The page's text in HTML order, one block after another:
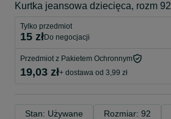
Kurtka jeansowa dziecięca, rozm 92
Tylko przedmiot
15 zł do negocjacji
Przedmiot z Pakietem Ochronnym
19,03 zł+ dostawa od 3,99 zł
Stan: Używane Rozmiar: 92